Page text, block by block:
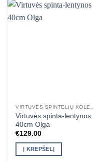
Virtuvės spinta-lentynos
40cm Olga
€129.00
Į KREPŠELĮ